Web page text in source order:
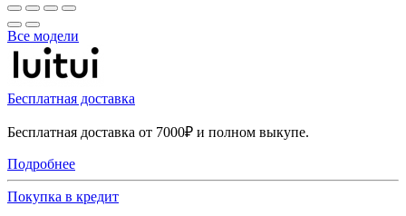
Все модели
Бесплатная доставка
Бесплатная доставка от 7000₽ и полном выкупе.
Подробнее
Покупка в кредит